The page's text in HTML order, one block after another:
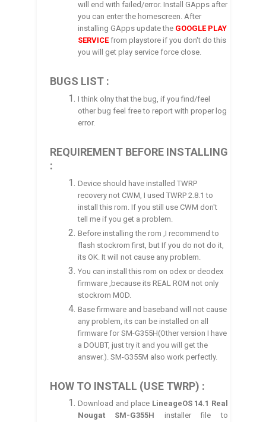
will end with failed/error. Install GApps after
you can enter the homescreen. After
installing GApps update the GOOGLE PLAY
SERVICEfrom playstore if you don't do this
you will get play service force close.
BUGS LIST :
I think olny that the bug, if you find/feel
other bug feel free to report with proper log
error.
REQUIREMENT BEFORE INSTALLING
:
Device should have installed TWRP
recovery not CWM, I used TWRP 2.8.1 to
install this rom. If you still use CWM don't
tell me if you get a problem.
Before installing the rom ,I recommend to
flash stockrom first, but If you do not do it,
its OK. It will not cause any problem.
You can install this rom on odex or deodex
firmware ,because its REAL ROM not only
stockrom MOD.
Base firmware and baseband will not cause
any problem, its can be installed on all
firmware for SM-G355H(Other version I have
a DOUBT, just try it and you will get the
answer.). SM-G355M also work perfectly.
HOW TO INSTALL (USE TWRP) :
Download and place LineageOS 14.1 Real
Nougat SM-G355H
installer file to